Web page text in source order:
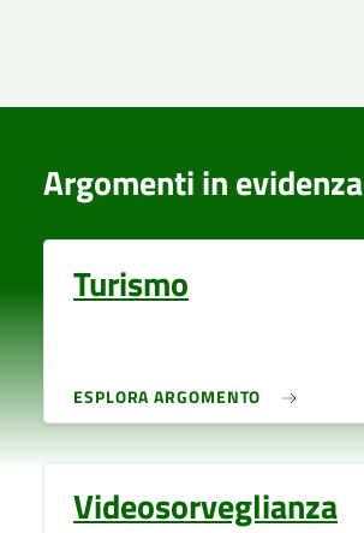
Argomenti in evidenza
Turismo
ESPLORA ARGOMENTO
Videosorveglianza